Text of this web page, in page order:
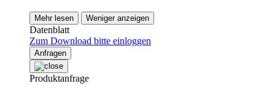
Mehr lesen Weniger anzeigen
Datenblatt
Zum Download bitte einloggen
Anfragen
Produktanfrage